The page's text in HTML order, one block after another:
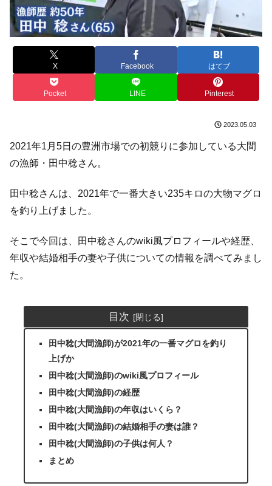
X Facebook はてブ
Pocket LINE Pinterest
2023.05.03
2021年1月5日の豊洲市場での初競りに参加している大間
の漁師・田中稔さん。
田中稔さんは、2021年で一番大きい235キロの大物マグロ
を釣り上げました。
そこで今回は、田中稔さんのwiki風プロフィールや経歴、
年収や結婚相手の妻や子供についての情報を調べてみまし
た。
目次
田中稔(大間漁師)が2021年の一番マグロを釣り
上げか
田中稔(大間漁師)のwiki風プロフィール
田中稔(大間漁師)の経歴
田中稔(大間漁師)の年収はいくら？
田中稔(大間漁師)の結婚相手の妻は誰？
田中稔(大間漁師)の子供は何人？
まとめ